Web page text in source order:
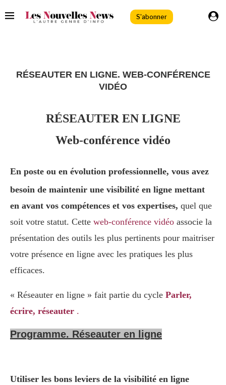
S'abonner
RÉSEAUTER EN LIGNE. WEB-CONFÉRENCE
VIDÉO
RÉSEAUTER EN LIGNE
Web-conférence vidéo
En poste ou en évolution professionnelle, vous avez
besoin de maintenir une visibilité en ligne mettant
en avant vos compétences et vos expertises, quel que
soit votre statut. Cette web-conférence vidéo associe la
présentation des outils les plus pertinents pour maitriser
votre présence en ligne avec les pratiques les plus
efficaces.
« Réseauter en ligne » fait partie du cycle Parler,
écrire, réseauter .
Programme. Réseauter en ligne
Utiliser les bons leviers de la visibilité en ligne